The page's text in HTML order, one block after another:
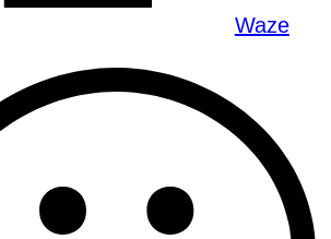
Waze